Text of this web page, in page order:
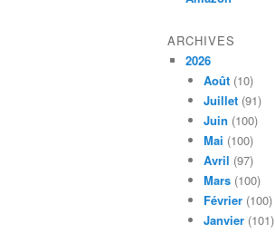
ARCHIVES
2026
Août (10)
Juillet (91)
Juin (100)
Mai (100)
Avril (97)
Mars (100)
Février (100)
Janvier (101)